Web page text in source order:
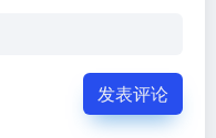
发表评论